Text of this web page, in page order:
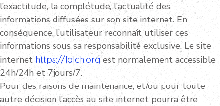
l’exactitude, la complétude, l’actualité des
informations diffusées sur son site internet. En
conséquence, l’utilisateur reconnaît utiliser ces
informations sous sa responsabilité exclusive. Le site
internet https://lalch.org est normalement accessible
24h/24h et 7jours/7.
Pour des raisons de maintenance, et/ou pour toute
autre décision l’accès au site internet pourra être